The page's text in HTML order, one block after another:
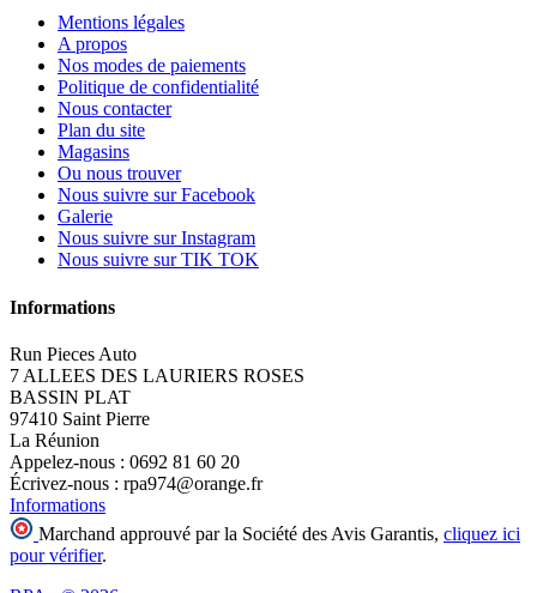
Mentions légales
A propos
Nos modes de paiements
Politique de confidentialité
Nous contacter
Plan du site
Magasins
Ou nous trouver
Nous suivre sur Facebook
Galerie
Nous suivre sur Instagram
Nous suivre sur TIK TOK
Informations
Run Pieces Auto
7 ALLEES DES LAURIERS ROSES
BASSIN PLAT
97410 Saint Pierre
La Réunion
Appelez-nous : 0692 81 60 20
Écrivez-nous : rpa974@orange.fr
Informations
Marchand approuvé par la Société des Avis Garantis, cliquez ici
pour vérifier.